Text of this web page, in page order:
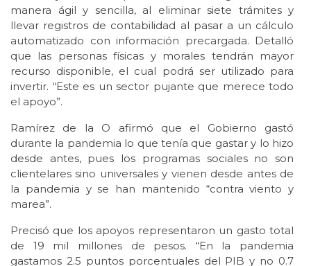
manera ágil y sencilla, al eliminar siete trámites y
llevar registros de contabilidad al pasar a un cálculo
automatizado con información precargada. Detalló
que las personas físicas y morales tendrán mayor
recurso disponible, el cual podrá ser utilizado para
invertir. “Este es un sector pujante que merece todo
el apoyo”.
Ramírez de la O afirmó que el Gobierno gastó
durante la pandemia lo que tenía que gastar y lo hizo
desde antes, pues los programas sociales no son
clientelares sino universales y vienen desde antes de
la pandemia y se han mantenido “contra viento y
marea”.
Precisó que los apoyos representaron un gasto total
de 19 mil millones de pesos. “En la pandemia
gastamos 2.5 puntos porcentuales del PIB y no 0.7